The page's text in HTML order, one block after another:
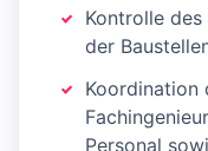
Kontrolle
der
Koordination
Personal